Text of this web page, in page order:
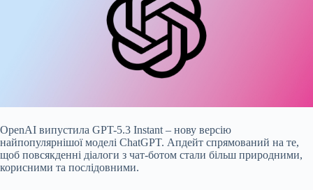
OpenAI випустила GPT-5.3 Instant – нову версію
найпопулярнішої моделі ChatGPT. Апдейт спрямований на те,
щоб повсякденні діалоги з чат-ботом стали більш природними,
корисними та послідовними.